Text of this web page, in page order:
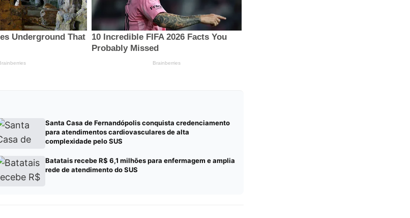
Santa Casa de Fernandópolis conquista credenciamento
para atendimentos cardiovasculares de alta
complexidade pelo SUS
Batatais recebe R$ 6,1 milhões para enfermagem e amplia
rede de atendimento do SUS